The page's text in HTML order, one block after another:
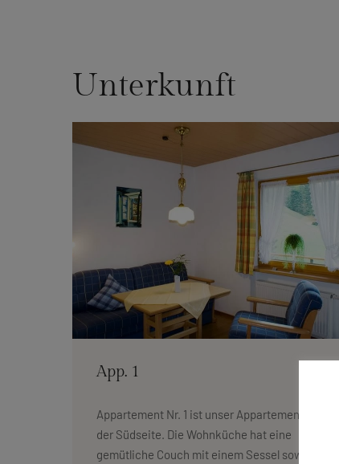
Unterkunft
App. 1
Appartement Nr. 1 ist unser Appartement auf
der Südseite. Die Wohnküche hat eine
gemütliche Couch mit einem Sessel sowie